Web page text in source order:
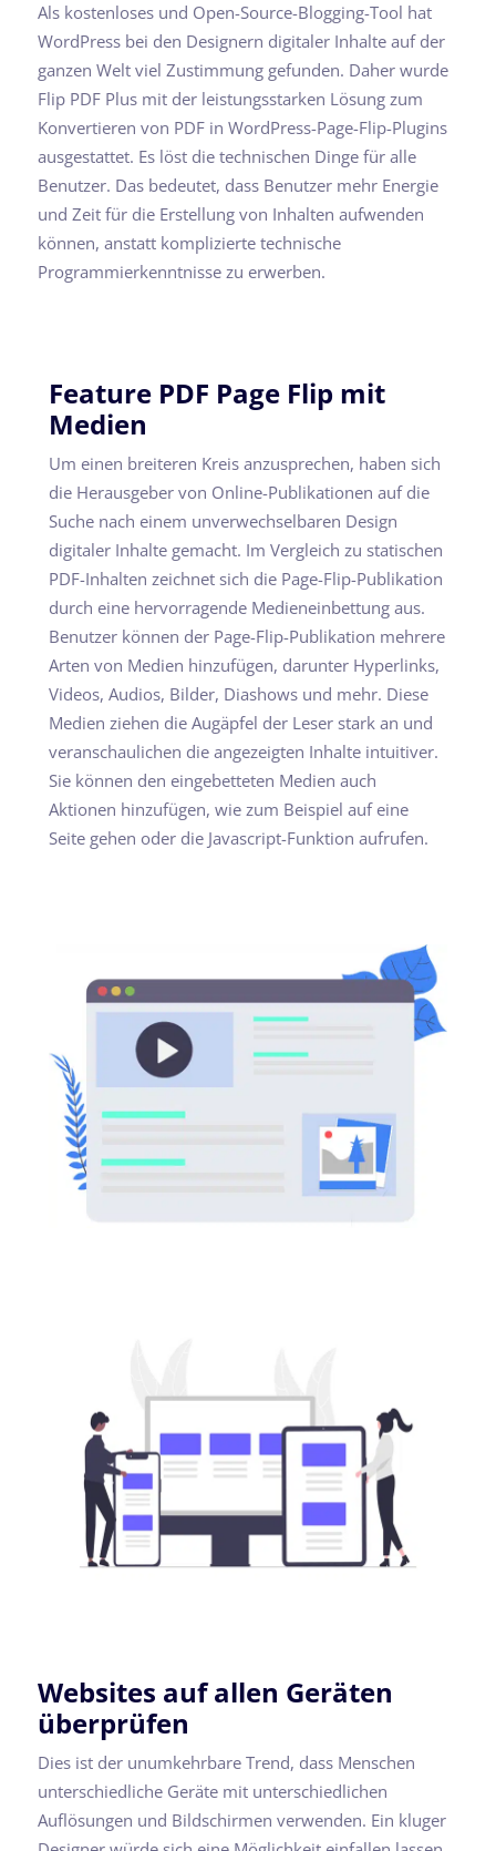
Als kostenloses und Open-Source-Blogging-Tool hat
WordPress bei den Designern digitaler Inhalte auf der
ganzen Welt viel Zustimmung gefunden. Daher wurde
Flip PDF Plus mit der leistungsstarken Lösung zum
Konvertieren von PDF in WordPress-Page-Flip-Plugins
ausgestattet. Es löst die technischen Dinge für alle
Benutzer. Das bedeutet, dass Benutzer mehr Energie
und Zeit für die Erstellung von Inhalten aufwenden
können, anstatt komplizierte technische
Programmierkenntnisse zu erwerben.
Feature PDF Page Flip mit
Medien
Um einen breiteren Kreis anzusprechen, haben sich
die Herausgeber von Online-Publikationen auf die
Suche nach einem unverwechselbaren Design
digitaler Inhalte gemacht. Im Vergleich zu statischen
PDF-Inhalten zeichnet sich die Page-Flip-Publikation
durch eine hervorragende Medieneinbettung aus.
Benutzer können der Page-Flip-Publikation mehrere
Arten von Medien hinzufügen, darunter Hyperlinks,
Videos, Audios, Bilder, Diashows und mehr. Diese
Medien ziehen die Augäpfel der Leser stark an und
veranschaulichen die angezeigten Inhalte intuitiver.
Sie können den eingebetteten Medien auch
Aktionen hinzufügen, wie zum Beispiel auf eine
Seite gehen oder die Javascript-Funktion aufrufen.
Websites auf allen Geräten
überprüfen
Dies ist der unumkehrbare Trend, dass Menschen
unterschiedliche Geräte mit unterschiedlichen
Auflösungen und Bildschirmen verwenden. Ein kluger